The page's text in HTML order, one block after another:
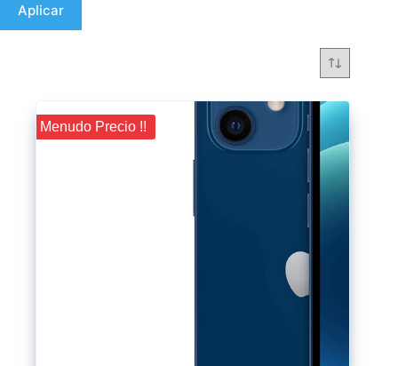
Aplicar
¡¡ Menudo Precio !!